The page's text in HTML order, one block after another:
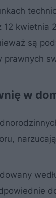
12 kwietnia
są
prawnych
w